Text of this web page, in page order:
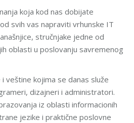
koja kod nas dobijate
svih vas napraviti vrhunske IT
stručnjake jedne od
oblasti u poslovanju savremenog
veštine kojima se danas služe
dizajneri i administratori.
iz oblasti informacionih
jezike i praktične poslovne